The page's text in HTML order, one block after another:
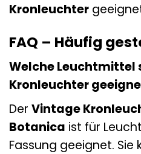
Kronleuchter
FAQ – Häufig
Welche Leuchtmittel
Kronleuchter
Der Vintage
Botanica ist für
Fassung geeignet. Sie